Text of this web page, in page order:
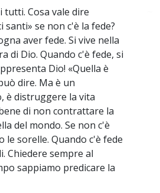
tutti. Cosa vale dire
se non c'è la fede?
aver fede. Si vive nella
di Dio. Quando c'è fede, si
Dio! «Quella è
dire. Ma è un
è distruggere la vita
di non contrattare la
del mondo. Se non c'è
le sorelle. Quando c'è fede
Chiedere sempre al
sappiamo predicare la